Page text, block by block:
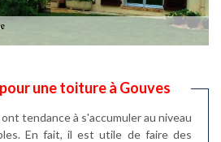
une toiture à Gouves
tendance à s'accumuler au niveau
En fait, il est utile de faire des